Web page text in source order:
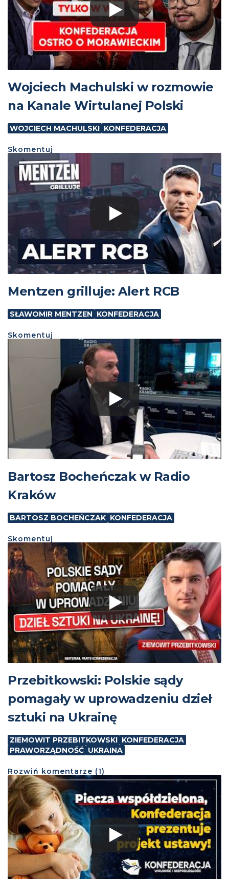
Wojciech Machulski w rozmowie
na Kanale Wirtulanej Polski
WOJCIECH MACHULSKI KONFEDERACJA
Skomentuj
Mentzen grilluje: Alert RCB
SŁAWOMIR MENTZEN KONFEDERACJA
Skomentuj
Bartosz Bocheńczak w Radio
Kraków
BARTOSZ BOCHEŃCZAK KONFEDERACJA
Skomentuj
Przebitkowski: Polskie sądy
pomagały w uprowadzeniu dzieł
sztuki na Ukrainę
ZIEMOWIT PRZEBITKOWSKI KONFEDERACJA
PRAWORZĄDNOŚĆ UKRAINA
Rozwiń komentarze (1)